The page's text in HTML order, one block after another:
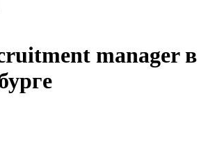
manager в